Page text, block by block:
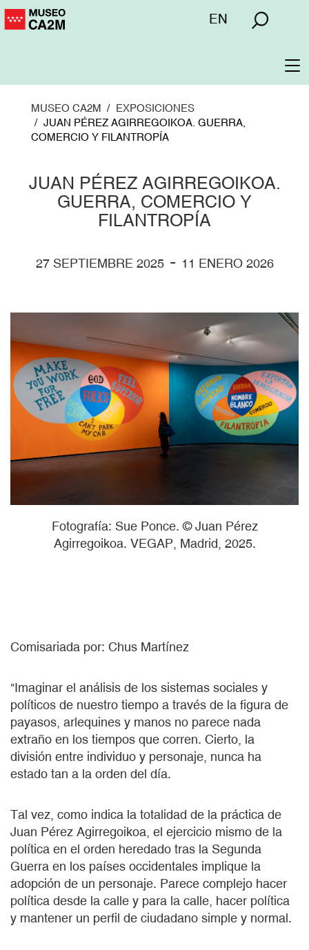
Pasar
Menú
EN
MUSEO CA2M
EXPOSICIONES
JUAN PÉREZ AGIRREGOIKOA. GUERRA,
COMERCIO Y FILANTROPÍA
JUAN PÉREZ AGIRREGOIKOA.
GUERRA, COMERCIO Y
FILANTROPÍA
27 SEPTIEMBRE 2025- 11 ENERO 2026
Fotografía: Sue Ponce. © Juan Pérez
Agirregoikoa. VEGAP, Madrid, 2025.
Comisariada por: Chus Martínez
"Imaginar el análisis de los sistemas sociales y
políticos de nuestro tiempo a través de la figura de
payasos, arlequines y manos no parece nada
extraño en los tiempos que corren. Cierto, la
división entre individuo y personaje, nunca ha
estado tan a la orden del día.
Tal vez, como indica la totalidad de la práctica de
Juan Pérez Agirregoikoa, el ejercicio mismo de la
política en el orden heredado tras la Segunda
Guerra en los países occidentales implique la
adopción de un personaje. Parece complejo hacer
política desde la calle y para la calle, hacer política
y mantener un perfil de ciudadano simple y normal.